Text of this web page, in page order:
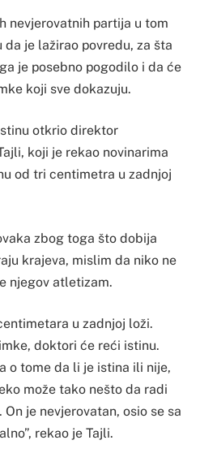
nevjerovatnih partija u tom
je lažirao povredu, za šta
je posebno pogodilo i da će
koji sve dokazuju.
otkrio direktor
koji je rekao novinarima
od tri centimetra u zadnjoj
zbog toga što dobija
krajeva, mislim da niko ne
njegov atletizam.
u zadnjoj loži.
doktori će reći istinu.
o tome da li je istina ili nije,
može tako nešto da radi
je nevjerovatan, osio se sa
rekao je Tajli.